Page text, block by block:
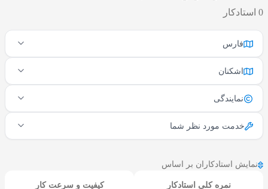
0 استادکار
فارس
اشکنان
نمایندگی
خدمت مورد نظر شما
نمایش استادکاران بر اساس
نمره کلی استادکار کیفیت و سرعت کار